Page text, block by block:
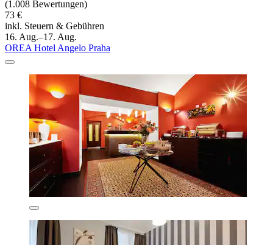
(1.008 Bewertungen)
73 €
inkl. Steuern & Gebühren
16. Aug.–17. Aug.
OREA Hotel Angelo Praha